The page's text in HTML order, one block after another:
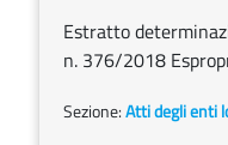
Estratto
n. 376/2018
Sezione:Atti degli enti